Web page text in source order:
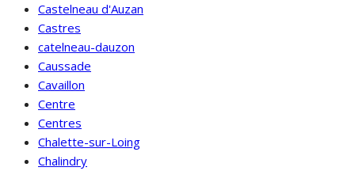
Castelneau d'Auzan
Castres
catelneau-dauzon
Caussade
Cavaillon
Centre
Centres
Chalette-sur-Loing
Chalindry